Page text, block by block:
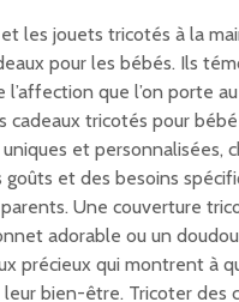
les jouets tricotés à la
pour les bébés. Ils
l’affection que l’on porte au
cadeaux tricotés pour
et personnalisées,
et des besoins
Une couverture
adorable ou un
précieux qui montrent à
bien-être. Tricoter des